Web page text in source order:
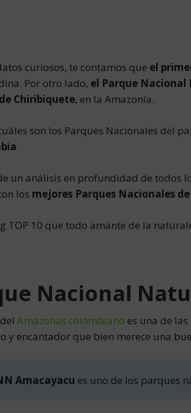
curiosos, te contamos que el
Por otro lado, el Parque
Chiribiquete, en la Amazonía.
son los Parques Nacionales del
.
un análisis en profundidad de todos
los mejores Parques Nacionales
TOP 10 que todo amante de la
Nacional
Amazonas colombiano es una de
y encantador que bien merece una
Amacayacu es uno de los parques